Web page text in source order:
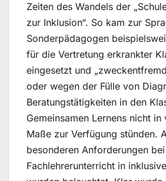
Zeiten des Wandels der
zur Inklusion“. So kam zur
Sonderpädagogen
für die Vertretung erkrankter
eingesetzt und
oder wegen der Fülle von
Beratungstätigkeiten in den
Gemeinsamen Lernens nicht in
Maße zur Verfügung stünden.
besonderen Anforderungen bei
Fachlehrerunterricht in